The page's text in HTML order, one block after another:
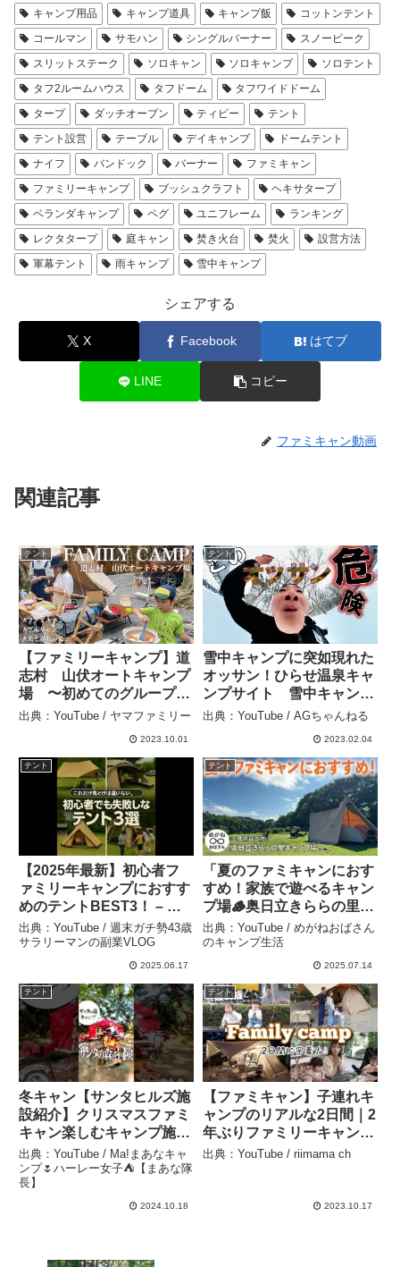
キャンプ用品
キャンプ道具 キャンプ飯
コットンテント
コールマン
サモハン シングルバーナー
スノーピーク
スリットステーク
ソロキャン ソロキャンプ
ソロテント
タフ2ルームハウス
タフドーム
タフワイドドーム
タープ
ダッチオーブン ティピー
テント
テント設営
テーブル デイキャンプ
ドームテント
ナイフ
バンドック バーナー
ファミキャン
ファミリーキャンプ
ブッシュクラフト
ヘキサタープ
ベランダキャンプ
ペグ ユニフレーム
ランキング
レクタタープ
庭キャン 焚き火台 焚火
設営方法
軍幕テント
雨キャンプ 雪中キャンプ
シェアする
X Facebook はてブ
LINE コピー
ファミキャン動画
関連記事
テント
【ファミリーキャンプ】道
志村 山伏オートキャンプ
場 〜初めてのグループキ
ャンプ〜 – ヤマファミリー
出典：YouTube / ヤマファミリー
2023.10.01
テント
雪中キャンプに突如現れた
オッサン！ひらせ温泉キャ
ンプサイト 雪中キャン
プ、雪中サウナ、サウナキ
出典：YouTube / AGちゃんねる
2023.02.04
テント
【2025年最新】初心者フ
ァミリーキャンプにおすす
めのテントBEST3！ – 週
末ガチ勢43歳サラリーマン
の副業VLOG
出典：YouTube / 週末ガチ勢43歳
サラリーマンの副業VLOG
2025.06.17
テント
「夏のファミキャンにおす
すめ！家族で遊べるキャン
プ場🪵奥日立きららの里キ
ャンプ場 前編」めがねお
ばさん – めがねおばさんの
出典：YouTube / めがねおばさん
のキャンプ生活
2025.07.14
テント
冬キャン【サンタヒルズ施
設紹介】クリスマスファミ
キャン楽しむキャンプ施設
紹介⛺️高規格穴場キャンプ
場┊︎ #camp #camping #キ
ャンプ #キャンプ飯 #キャ
ンプ女子 #キャブヘイ –
出典：YouTube / Ma!まあなキャ
ンプ🌷ハーレー女子⛺️【まあな隊
長】
2024.10.18
テント
【ファミキャン】子連れキ
ャンプのリアルな2日間｜2
年ぶりファミリーキャンプ
復活🏕️｜那須キャンプアン
出典：YouTube / riimama ch
2023.10.17